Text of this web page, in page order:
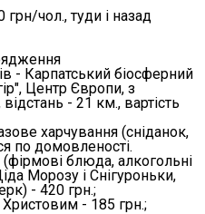
чол., туди і назад
- Карпатський біосферний
Центр Європи, з
- 21 км., вартість
харчування (сніданок,
по домовленості.
блюда, алкогольні
Морозу і Снігуроньки,
- 420 грн.;
- 185 грн.;